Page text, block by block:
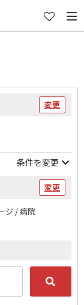
変更
条件を変更
変更
ジ / 病院